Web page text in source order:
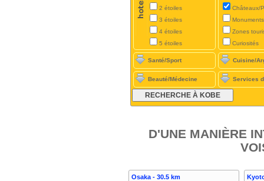
2 étoiles
3 étoiles
4 étoiles
5 étoiles
Châteaux/
Monuments
Zones
Curiosités
Santé/Sport Cuisine/
Beauté/Médecine Services
D'UNE MANIÈRE
Osaka - 30.5 km